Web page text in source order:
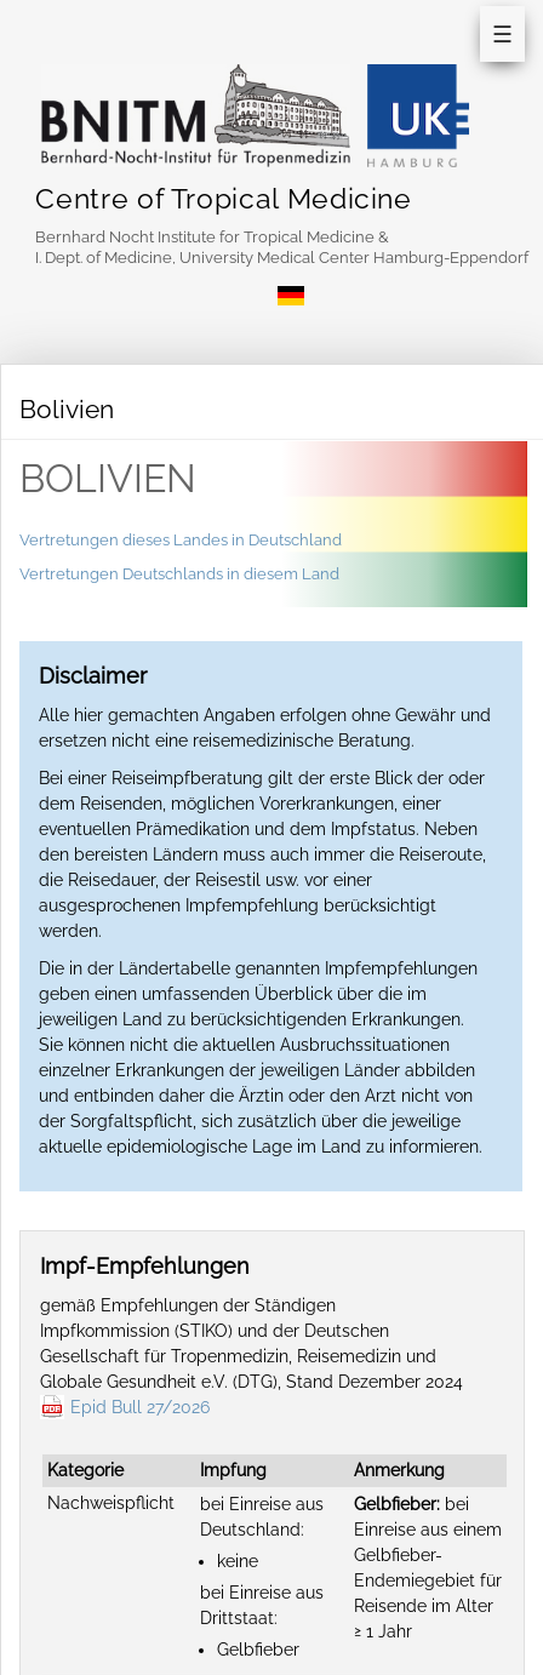
Centre of Tropical Medicine
Bernhard Nocht Institute for Tropical Medicine &
I. Dept. of Medicine, University Medical Center Hamburg-Eppendorf
☰
Bolivien
BOLIVIEN
Vertretungen dieses Landes in Deutschland
Vertretungen Deutschlands in diesem Land
Disclaimer
Alle hier gemachten Angaben erfolgen ohne Gewähr und
ersetzen nicht eine reisemedizinische Beratung.
Bei einer Reiseimpfberatung gilt der erste Blick der oder
dem Reisenden, möglichen Vorerkrankungen, einer
eventuellen Prämedikation und dem Impfstatus. Neben
den bereisten Ländern muss auch immer die Reiseroute,
die Reisedauer, der Reisestil usw. vor einer
ausgesprochenen Impfempfehlung berücksichtigt
werden.
Die in der Ländertabelle genannten Impfempfehlungen
geben einen umfassenden Überblick über die im
jeweiligen Land zu berücksichtigenden Erkrankungen.
Sie können nicht die aktuellen Ausbruchssituationen
einzelner Erkrankungen der jeweiligen Länder abbilden
und entbinden daher die Ärztin oder den Arzt nicht von
der Sorgfaltspflicht, sich zusätzlich über die jeweilige
aktuelle epidemiologische Lage im Land zu informieren.
Impf-Empfehlungen
gemäß Empfehlungen der Ständigen
Impfkommission (STIKO) und der Deutschen
Gesellschaft für Tropenmedizin, Reisemedizin und
Globale Gesundheit e.V. (DTG), Stand Dezember 2024
Epid Bull 27/2026
Kategorie Impfung
Anmerkung
Nachweispflicht
bei Einreise aus
Deutschland:
keine
bei Einreise aus
Drittstaat:
Gelbfieber
Gelbfieber:bei
Einreise aus einem
Gelbfieber-
Endemiegebiet für
Reisende im Alter
≥ 1 Jahr